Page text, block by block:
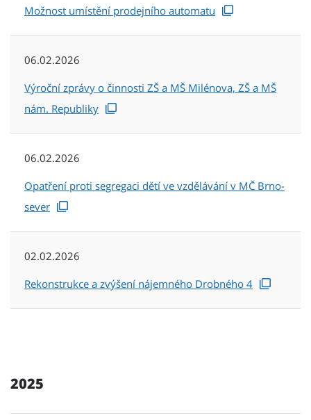
Možnost umístění prodejního automatu
06.02.2026
Výroční zprávy o činnosti ZŠ a MŠ Milénova, ZŠ a MŠ
nám. Republiky
06.02.2026
Opatření proti segregaci dětí ve vzdělávání v MČ Brno-
sever
02.02.2026
Rekonstrukce a zvýšení nájemného Drobného 4
2025